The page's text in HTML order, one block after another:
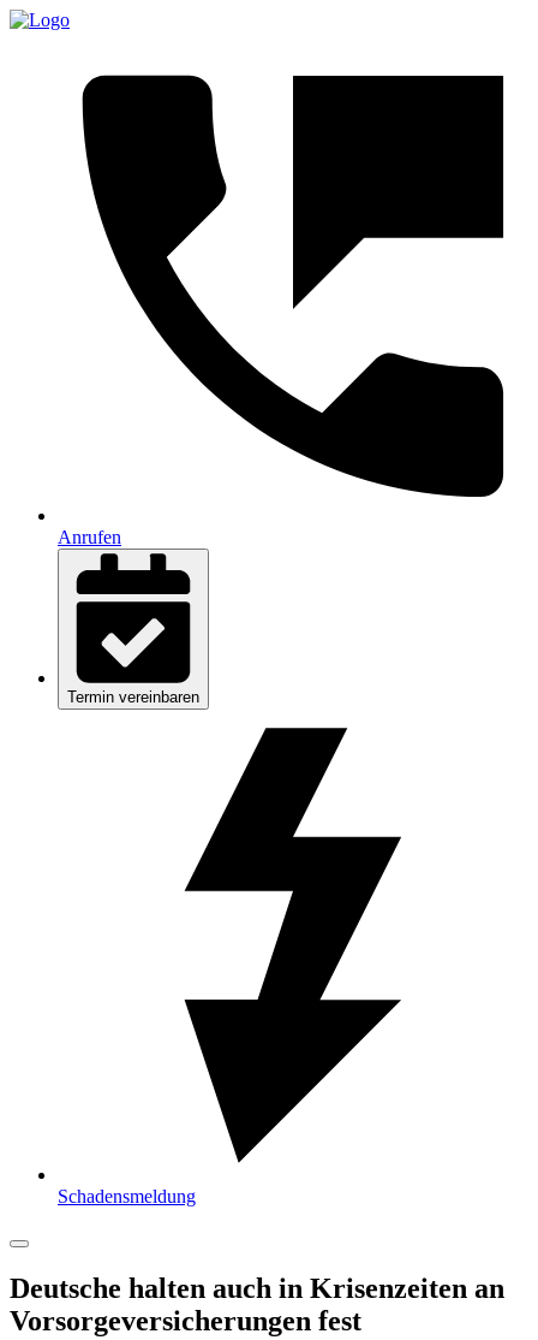
Anrufen
Termin vereinbaren
Schadensmeldung
Deutsche halten auch in Krisenzeiten an
Vorsorgeversicherungen fest